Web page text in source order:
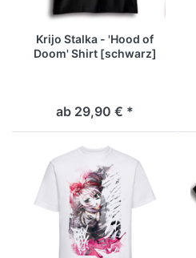
Krijo Stalka - 'Hood of
Doom' Shirt [schwarz]
ab 29,90 € *